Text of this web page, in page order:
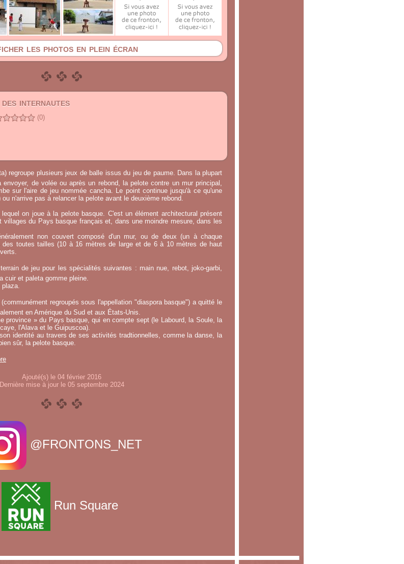
les photos en plein écran
des internautes
(0)
regroupe plusieurs jeux de balle issus du jeu de paume. Dans la plupart
de volée ou après un rebond, la pelote contre un mur principal,
sur l'aire de jeu nommée cancha. Le point continue jusqu'à ce qu'une
n'arrive pas à relancer la pelote avant le deuxième rebond.
on joue à la pelote basque. C'est un élément architectural présent
du Pays basque français et, dans une moindre mesure, dans les
non couvert composé d'un mur, ou de deux (un à chaque
toutes tailles (10 à 16 mètres de large et de 6 à 10 mètres de haut
de jeu pour les spécialités suivantes : main nue, rebot, joko-garbi,
cuir et paleta gomme pleine.
plaza.
regroupés sous l'appellation "diaspora basque") a quitté le
en Amérique du Sud et aux États-Unis.
province » du Pays basque, qui en compte sept (le Labourd, la Soule, la
l'Alava et le Guipuscoa).
identité au travers de ses activités tradtionnelles, comme la danse, la
sûr, la pelote basque.
Ajouté(s) le 04 février 2016
Dernière mise à jour le 05 septembre 2024
@FRONTONS_NET
Run Square